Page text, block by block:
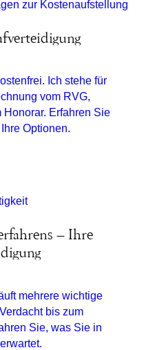
Ich stehe für
vom RVG,
Erfahren Sie
Optionen.
– Ihre
mehrere wichtige
bis zum
Sie, was Sie in